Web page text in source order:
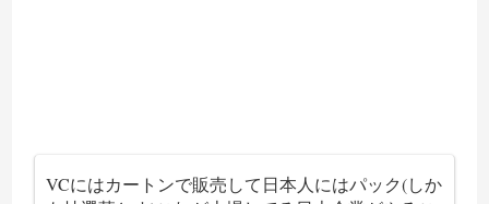
VCにはカートンで販売して日本人にはパック(しか